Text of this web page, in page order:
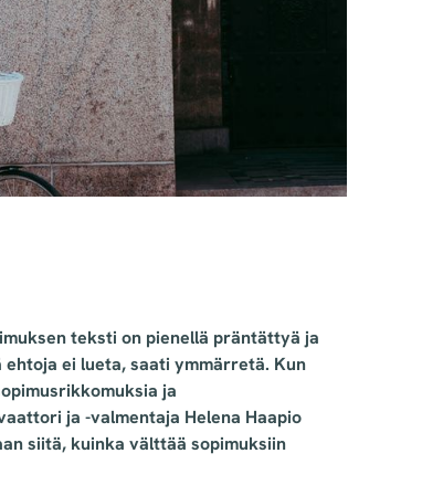
teksti on pienellä präntättyä ja
ei lueta, saati ymmärretä. Kun
ja
ja -valmentaja Helena Haapio
siitä, kuinka välttää sopimuksiin